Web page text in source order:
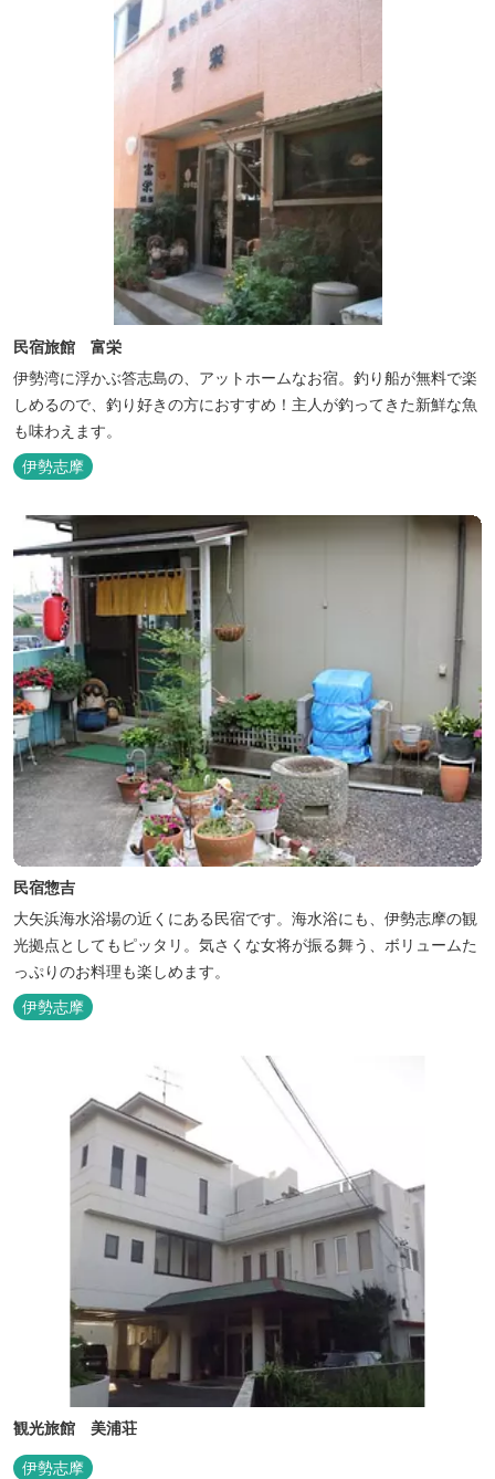
民宿旅館 富栄
伊勢湾に浮かぶ答志島の、アットホームなお宿。釣り船が無料で楽
しめるので、釣り好きの方におすすめ！主人が釣ってきた新鮮な魚
も味わえます。
伊勢志摩
民宿惣吉
大矢浜海水浴場の近くにある民宿です。海水浴にも、伊勢志摩の観
光拠点としてもピッタリ。気さくな女将が振る舞う、ボリュームた
っぷりのお料理も楽しめます。
伊勢志摩
観光旅館 美浦荘
伊勢志摩